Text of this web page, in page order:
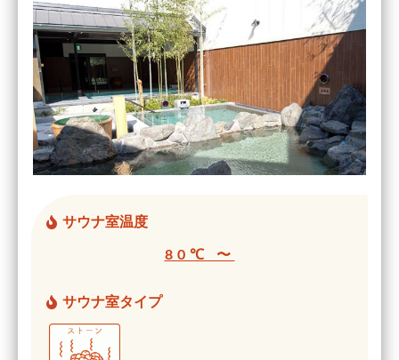
サウナ室温度
80℃ 〜
サウナ室タイプ